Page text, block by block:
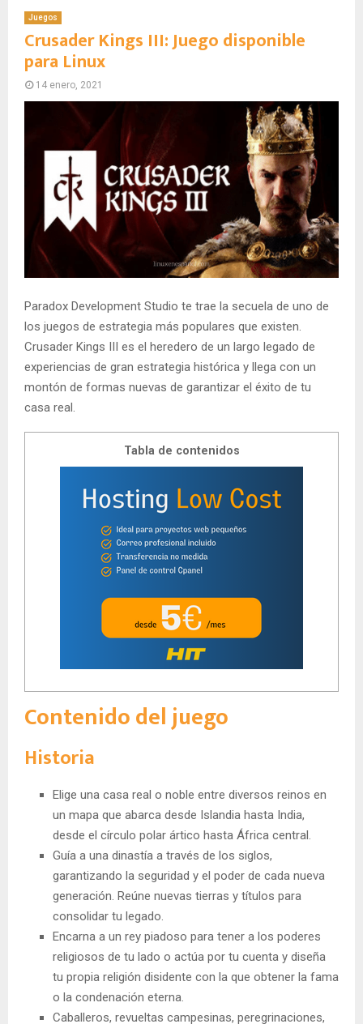
Juegos
Crusader Kings III: Juego disponible
para Linux
14 enero, 2021
Paradox Development Studio te trae la secuela de uno de
los juegos de estrategia más populares que existen.
Crusader Kings III es el heredero de un largo legado de
experiencias de gran estrategia histórica y llega con un
montón de formas nuevas de garantizar el éxito de tu
casa real.
Tabla de contenidos
Contenido del juego
Historia
Elige una casa real o noble entre diversos reinos en
un mapa que abarca desde Islandia hasta India,
desde el círculo polar ártico hasta África central.
Guía a una dinastía a través de los siglos,
garantizando la seguridad y el poder de cada nueva
generación. Reúne nuevas tierras y títulos para
consolidar tu legado.
Encarna a un rey piadoso para tener a los poderes
religiosos de tu lado o actúa por tu cuenta y diseña
tu propia religión disidente con la que obtener la fama
o la condenación eterna.
Caballeros, revueltas campesinas, peregrinaciones,